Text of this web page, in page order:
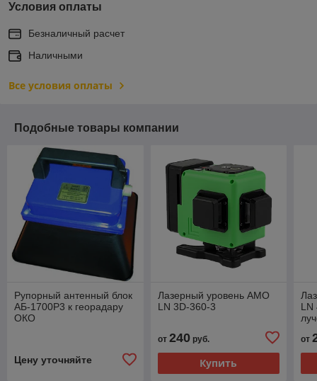
Условия оплаты
Безналичный расчет
Наличными
Все условия оплаты
Подобные товары компании
Рупорный антенный блок
АБ-1700Р3 к георадару
ОКО
Цену уточняйте
Лазерный уровень AMO
LN 3D-360-3
от 240руб.
Купить
LN
от